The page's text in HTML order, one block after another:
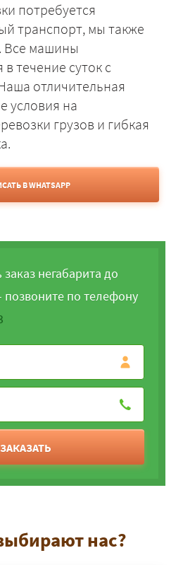
потребуется
транспорт, мы также
Все машины
течение суток с
отличительная
условия на
грузов и гибкая
В WHATSAPP
негабарита до
по телефону
ЗАКАЗАТЬ
нас?